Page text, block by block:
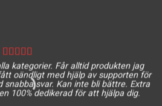
kategorier. Får alltid produkten jag
oändligt med hjälp av supporten för
svar. Kan inte bli bättre. Extra
100% dedikerad för att hjälpa dig.